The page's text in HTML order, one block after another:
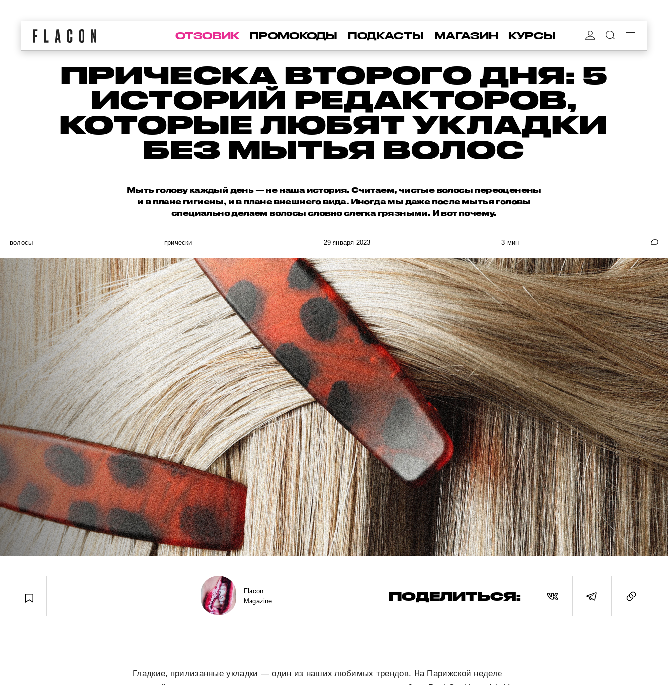
ОТЗОВИК ПРОМОКОДЫ ПОДКАСТЫ МАГАЗИН КУРСЫ
ПРИЧЕСКА ВТОРОГО ДНЯ: 5
ИСТОРИЙ РЕДАКТОРОВ,
КОТОРЫЕ ЛЮБЯТ УКЛАДКИ
БЕЗ МЫТЬЯ ВОЛОС
Мыть голову каждый день — не наша история. Считаем, чистые волосы переоценены
и в плане гигиены, и в плане внешнего вида. Иногда мы даже после мытья головы
специально делаем волосы словно слегка грязными. И вот почему.
волосы прически 29 января 2023 3 мин
Flacon
Magazine
ПОДЕЛИТЬСЯ:
Гладкие, прилизанные укладки — один из наших любимых трендов. На Парижской неделе